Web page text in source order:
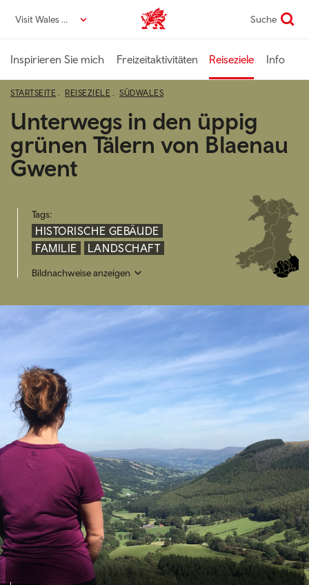
zumVisit Wales DE VisitWales home Suche
Inspirieren Sie mich Freizeitaktivitäten Reiseziele Info
STARTSEITE REISEZIELE SÜDWALES
Unterwegs in den üppig
grünen Tälern von Blaenau
Gwent
Tags:
HISTORISCHE GEBÄUDE
FAMILIE
LANDSCHAFT
Bildnachweise anzeigen